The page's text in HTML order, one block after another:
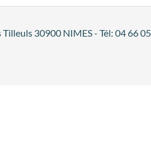
30900 NIMES - Tél: 04 66